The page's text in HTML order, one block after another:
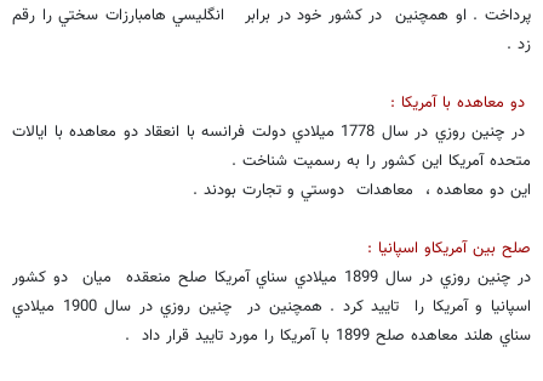
پرداخت . او همچنين در كشور خود در برابر انگليسي هامبارزات سختي را رقم
زد .
دو معاهده با آمريكا :
در چنين روزي در سال 1778 ميلادي دولت فرانسه با انعقاد دو معاهده با ايالات
متحده آمريكا اين كشور را به رسميت شناخت .
اين دو معاهده ، معاهدات دوستي و تجارت بودند .
صلح بين آمريكاو اسپانيا :
در چنين روزي در سال 1899 ميلادي سناي آمريكا صلح منعقده ميان دو كشور
اسپانيا و آمريكا را تاييد كرد . همچنين در چنين روزي در سال 1900 ميلادي
سناي هلند معاهده صلح 1899 با آمريكا را مورد تاييد قرار داد .